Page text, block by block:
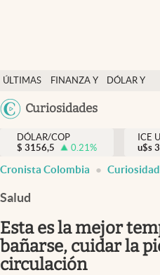
ÚLTIMAS
NOTICIAS
FINANZA Y
DÓLAR Y
Curiosidades
Salud y nutrición
Vida espiritual
Actualidad
Colombia
DÓLAR/COP
$ 3156,5 0.21%
ICE
u$s
Cronista Colombia
Salud
Esta es la mejor
bañarse, cuidar la
circulación